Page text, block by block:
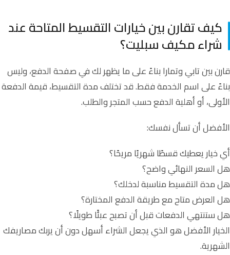
كيف تقارن بين خيارات التقسيط المتاحة عند
شراء مكيف سبليت؟
قارن بين تابي وتمارا بناءً على ما يظهر لك في صفحة الدفع، وليس
بناءً على اسم الخدمة فقط. قد تختلف مدة التقسيط، قيمة الدفعة
الأولى، أو أهلية الدفع حسب المتجر والطلب.
الأفضل أن تسأل نفسك:
أي خيار يعطيك قسطًا شهريًا مريحًا؟
هل السعر النهائي واضح؟
هل مدة التقسيط مناسبة لدخلك؟
هل العرض متاح مع طريقة الدفع المختارة؟
هل ستنتهي الدفعات قبل أن تصبح عبئًا طويلًا؟
الخيار الأفضل هو الذي يجعل الشراء أسهل دون أن يربك مصاريفك
الشهرية.